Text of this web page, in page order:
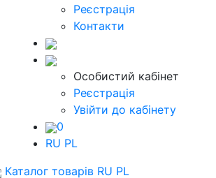
Реєстрація
Контакти
Особистий кабінет
Реєстрація
Увійти до кабінету
0
RU PL
Каталог товарів RU PL